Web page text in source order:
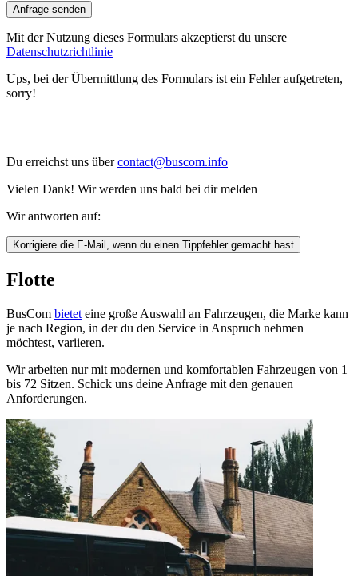
Anfrage senden
Mit der Nutzung dieses Formulars akzeptierst du unsere
Datenschutzrichtlinie
Ups, bei der Übermittlung des Formulars ist ein Fehler aufgetreten,
sorry!
Du erreichst uns übercontact@buscom.info
Vielen Dank! Wir werden uns bald bei dir melden
Wir antworten auf:
Korrigiere die E-Mail, wenn du einen Tippfehler gemacht hast
Flotte
BusCom bietet eine große Auswahl an Fahrzeugen, die Marke kann
je nach Region, in der du den Service in Anspruch nehmen
möchtest, variieren.
Wir arbeiten nur mit modernen und komfortablen Fahrzeugen von 1
bis 72 Sitzen. Schick uns deine Anfrage mit den genauen
Anforderungen.